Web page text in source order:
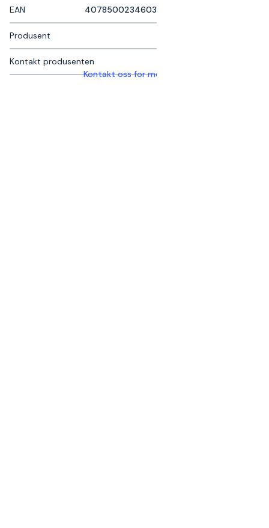
EAN 4078500234603
Produsent
Kontakt produsenten
Kontakt oss for mer informasjon